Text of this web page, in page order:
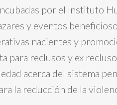
por el Instituto
y eventos
nacientes y
para reclusos y ex
acerca del sistema
la reducción de la